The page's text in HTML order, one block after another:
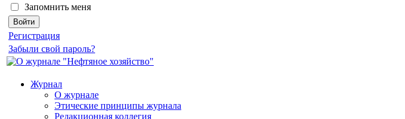
Запомнить меня
Регистрация
Забыли свой пароль?
Журнал
О журнале
Этические принципы журнала
Редакционная коллегия